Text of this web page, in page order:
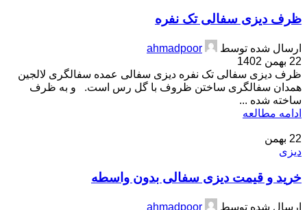
ظرف دیزی سفالی تک نفره
ارسال شده توسط
ahmadpoor
22 بهمن 1402
ظرف دیزی سفالی تک نفره دیزی سفالی عمده سفالگری لالجین
همدان سفالگری ساختن ظروف با گل رس است. و به ظرف
ساخته شده ...
ادامه مطالعه
22 بهمن
دیزی
خرید و قیمت دیزی سفالی بدون واسطه
ارسال شده توسط
ahmadpoor